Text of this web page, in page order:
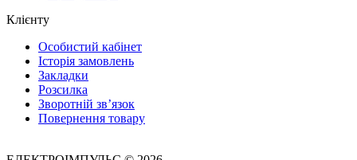
Клієнту
Особистий кабінет
Історія замовлень
Закладки
Розсилка
Зворотній зв’язок
Повернення товару